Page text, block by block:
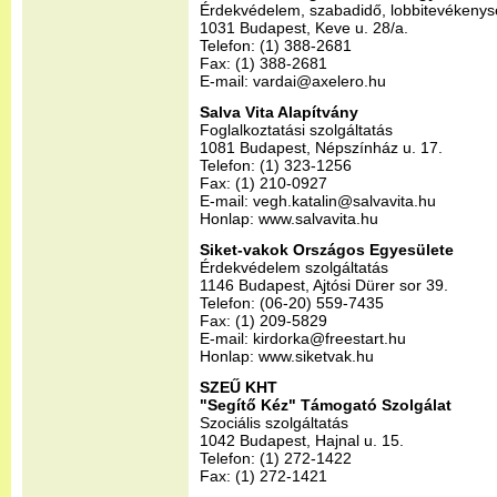
Érdekvédelem, szabadidő,
1031 Budapest, Keve u. 28/a.
Telefon: (1) 388-2681
Fax: (1) 388-2681
E-mail: vardai@axelero.hu
Salva Vita Alapítvány
Foglalkoztatási szolgáltatás
1081 Budapest, Népszínház u. 17.
Telefon: (1) 323-1256
Fax: (1) 210-0927
E-mail: vegh.katalin@salvavita.hu
Honlap: www.salvavita.hu
Siket-vakok Országos Egyesülete
Érdekvédelem szolgáltatás
1146 Budapest, Ajtósi Dürer sor 39.
Telefon: (06-20) 559-7435
Fax: (1) 209-5829
E-mail: kirdorka@freestart.hu
Honlap: www.siketvak.hu
SZEŰ KHT
"Segítő Kéz" Támogató Szolgálat
Szociális szolgáltatás
1042 Budapest, Hajnal u. 15.
Telefon: (1) 272-1422
Fax: (1) 272-1421